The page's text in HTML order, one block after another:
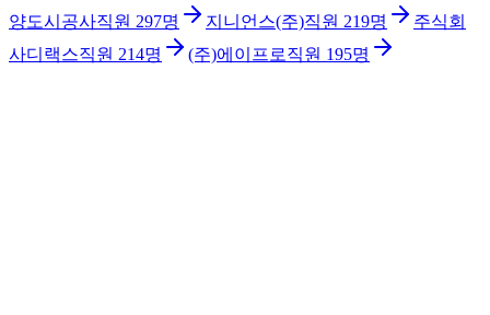
양도시공사직원 297명 지니언스(주)직원 219명
주식회
사디랙스직원 214명 (주)에이프로직원 195명